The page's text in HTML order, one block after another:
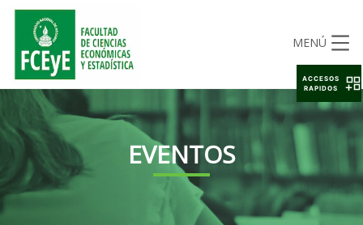
MENÚ
EVENTOS
ACCESOS
RAPIDOS